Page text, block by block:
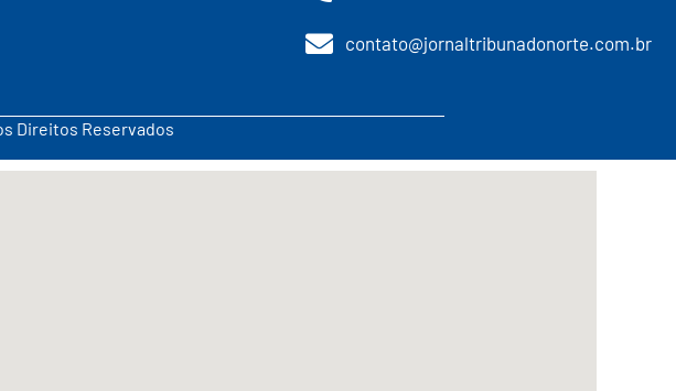
contato@jornaltribunadonorte.com.br
Direitos Reservados